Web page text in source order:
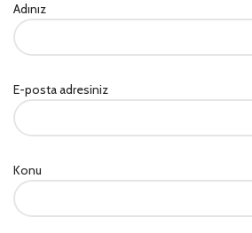
Adınız
E-posta adresiniz
Konu